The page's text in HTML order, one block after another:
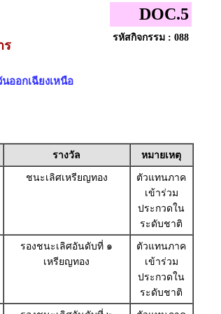
ร
ออกเฉียงเหนือ
DOC.5
รหัสกิจกรรม : 088
รางวัล
หมายเหตุ
ชนะเลิศเหรียญทอง
ตัวแทนภาค
เข้าร่วม
ประกวดใน
ระดับชาติ
รองชนะเลิศอันดับที่ ๑
เหรียญทอง
ตัวแทนภาค
เข้าร่วม
ประกวดใน
ระดับชาติ